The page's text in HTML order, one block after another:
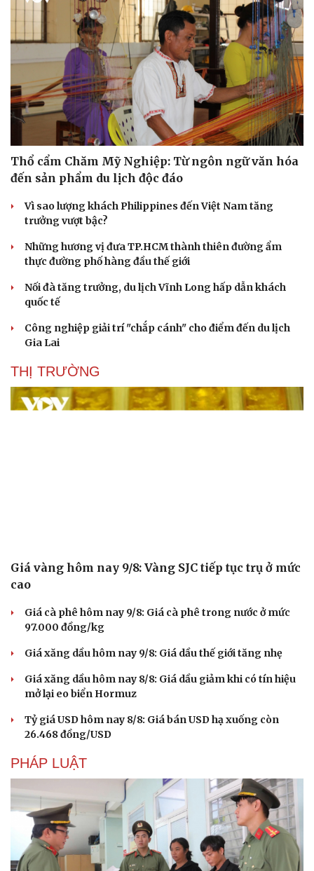
Du lịch
Tư vấn
Săn Tour
check-in
Podcast
Câu chuyện thời sự
Đọc truyện đêm khuya
Cửa sổ tình yêu
Hạt giống tâm hồn
Thổ cẩm Chăm Mỹ Nghiệp: Từ ngôn ngữ văn hóa
đến sản phẩm du lịch độc đáo
Vì sao lượng khách Philippines đến Việt Nam tăng
trưởng vượt bậc?
Những hương vị đưa TP.HCM thành thiên đường ẩm
thực đường phố hàng đầu thế giới
Nối đà tăng trưởng, du lịch Vĩnh Long hấp dẫn khách
quốc tế
Công nghiệp giải trí "chắp cánh" cho điểm đến du lịch
Gia Lai
THỊ TRƯỜNG
Giá vàng hôm nay 9/8: Vàng SJC tiếp tục trụ ở mức
cao
Giá cà phê hôm nay 9/8: Giá cà phê trong nước ở mức
97.000 đồng/kg
Giá xăng dầu hôm nay 9/8: Giá dầu thế giới tăng nhẹ
Giá xăng dầu hôm nay 8/8: Giá dầu giảm khi có tín hiệu
mở lại eo biển Hormuz
Tỷ giá USD hôm nay 8/8: Giá bán USD hạ xuống còn
26.468 đồng/USD
PHÁP LUẬT